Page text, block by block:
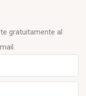
gratuitamente al